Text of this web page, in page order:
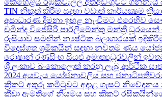
කෙහෙළිය රඹුක්වැල්ල අත්අඩංගුවට ගන්නැයි
TIN නිකුත් කිරීම සඳහා වඩාත් කාර්යක්‍ෂම
අසාධාරණ දීමනා ඉහළ නැංවීමට එරෙහිව
චමින්ද විජේසිරි පාර්ලිමේන්තු මන්ත්‍රී
රුසියාව සමඟින් න්‍යෂ්ටික බලාගාරයක්
විදෙස්ගත ශ්‍රමිකයින් සඳහා නවතම ණය
රොෂාන් රණසිංහ සියළු අමාත්‍යධූරවලින්
ශ්‍රී ලංකාව බංකොලොත් කරනු ලැබූ ආර්ථික
2024 අයවැය යෝජනාවලිය​ සහ
ක්‍රිකට් අතුරු කමිටුවට අදාළ ගැසට්
ක්‍රීඩා ඇමතිගේ නියමය​ සහ ක්‍රිකට්